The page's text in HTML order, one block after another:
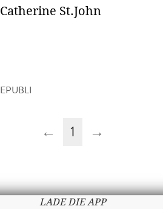
Catherine St.John
EPUBLI
← 1 →
LADE DIE APP